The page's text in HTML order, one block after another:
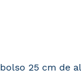
25 cm de